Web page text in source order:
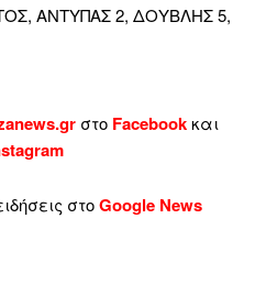
ΑΝΤΥΠΑΣ 2, ΔΟΥΒΛΗΣ 5,
στο Facebookκαι
στοGoogle News